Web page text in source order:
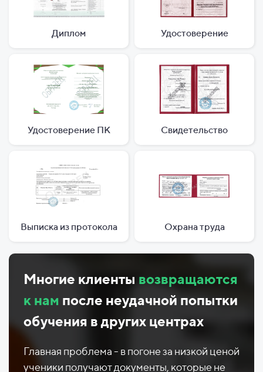
Диплом Удостоверение
Удостоверение ПК Свидетельство
Выписка из протокола Охрана труда
Многие клиенты возвращаются
к нам после неудачной попытки
обучения в других центрах
Главная проблема - в погоне за низкой ценой
ученики получают документы, которые не